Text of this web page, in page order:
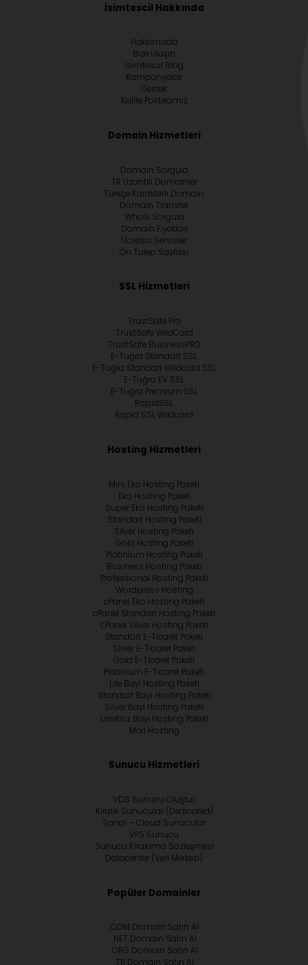
İsimtescil Hakkında
Hakkımızda
Bize Ulaşın
İsimtescil Blog
Kampanyalar
Destek
Kalite Politikamız
Domain Hizmetleri
Domain Sorgula
TR Uzantılı Domainler
Türkçe Karakterli Domain
Domain Transfer
Whoİs Sorgula
Domain Fiyatları
Ücretsiz Servisler
Ön Talep Sayfası
SSL Hizmetleri
TrustSafe Pro
TrustSafe WildCard
TrustSafe BusinessPRO
E-Tuğra Standart SSL
E-Tuğra Standart Wildcard SSL
E-Tuğra EV SSL
E-Tuğra Premium SSL
RapidSSL
Rapid SSL Wildcard
Hosting Hizmetleri
Mini Eko Hosting Paketi
Eko Hosting Paketi
Super Eko Hosting Paketi
Standart Hosting Paketi
Silver Hosting Paketi
Gold Hosting Paketi
Platinium Hosting Paketi
Business Hosting Paketi
Professional Hosting Paketi
Wordpress Hosting
cPanel Eko Hosting Paketi
cPanel Standart Hosting Paketi
cPanel Silver Hosting Paketi
Standart E-Ticaret Paketi
Silver E-Ticaret Paketi
Gold E-Ticaret Paketi
Platinium E-Ticaret Paketi
Lite Bayi Hosting Paketi
Standart Bayi Hosting Paketi
Silver Bayi Hosting Paketi
Limitsiz Bayi Hosting Paketi
Mail Hosting
Sunucu Hizmetleri
VDS Sunucu Oluştur
Kiralık Sunucular (Dedicated)
Sanal – Cloud Sunucular
VPS Sunucu
Sunucu Kiralama Sözleşmesi
Datacenter (Veri Merkezi)
Popüler Domainler
.COM Domain Satın Al
.NET Domain Satın Al
.ORG Domain Satın Al
.TR Domain Satın Al